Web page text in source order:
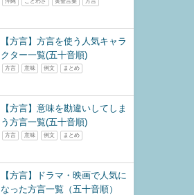
【方言】方言を使う人気キャラ
クター一覧(五十音順)
方言 意味 例文 まとめ
【方言】意味を勘違いしてしま
う方言一覧(五十音順)
方言 意味 例文 まとめ
【方言】ドラマ・映画で人気に
なった方言一覧（五十音順）